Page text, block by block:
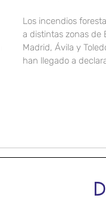
Los incendios
a distintas zonas de
Madrid, Ávila y
han llegado a